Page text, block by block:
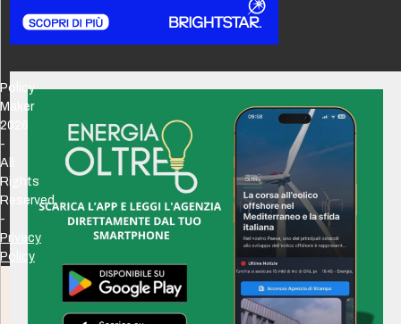
Policy
Maker
2026
-
All
Rights
Reserved
-
Privacy
Policy